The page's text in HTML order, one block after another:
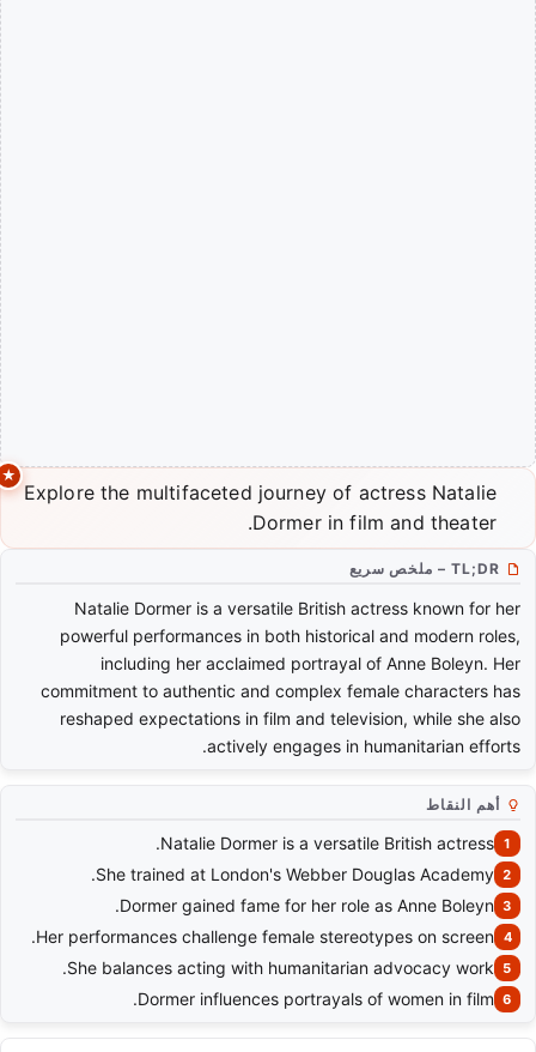
Explore the multifaceted journey of actress Natalie
Dormer in film and theater.
TL;DR – ملخص سريع
Natalie Dormer is a versatile British actress known for her
powerful performances in both historical and modern roles,
including her acclaimed portrayal of Anne Boleyn. Her
commitment to authentic and complex female characters has
reshaped expectations in film and television, while she also
actively engages in humanitarian efforts.
أهم النقاط
Natalie Dormer is a versatile British actress.
She trained at London's Webber Douglas Academy.
Dormer gained fame for her role as Anne Boleyn.
Her performances challenge female stereotypes on screen.
She balances acting with humanitarian advocacy work.
Dormer influences portrayals of women in film.